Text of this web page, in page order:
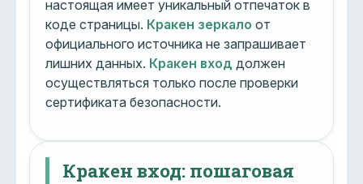
настоящая имеет уникальный отпечаток в
коде страницы. Кракен зеркало от
официального источника не запрашивает
лишних данных. Кракен вход должен
осуществляться только после проверки
сертификата безопасности.
Кракен вход: пошаговая